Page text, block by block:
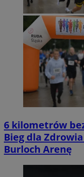
6 kilometrów
Bieg dla
Burloch Arenę